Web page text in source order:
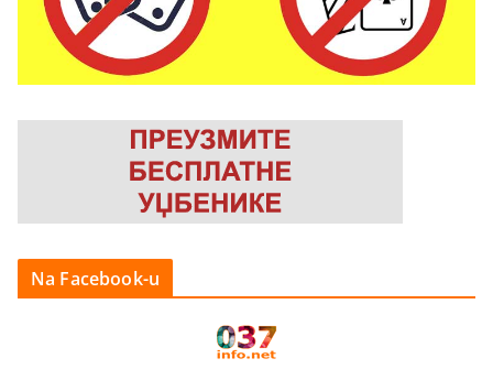
Na Facebook-u